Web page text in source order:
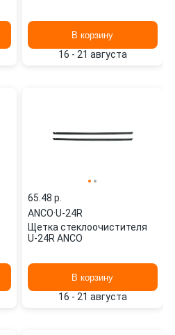
В корзину
16 - 21 августа
65.48 p.
ANCO·U-24R
Щетка стеклоочистителя
U-24R ANCO
В корзину
16 - 21 августа